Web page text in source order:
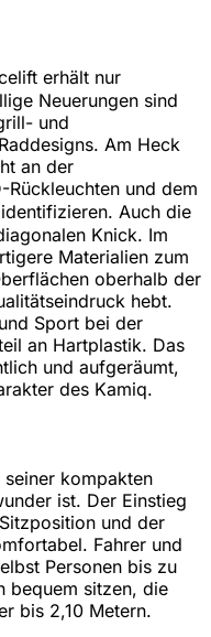
erhält nur
Neuerungen sind
und
Am Heck
an der
und dem
Auch die
Knick. Im
Materialien zum
oberhalb der
hebt.
Sport bei der
an Hartplastik. Das
und aufgeräumt,
des Kamiq.
kompakten
ist. Der Einstieg
und der
Fahrer und
Personen bis zu
bequem sitzen, die
bis 2,10 Metern.